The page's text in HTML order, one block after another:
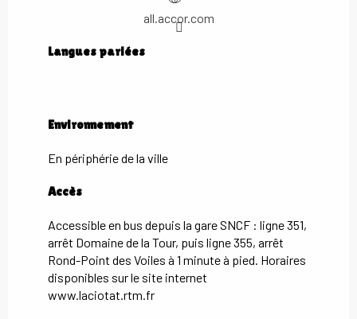
all.accor.com
Langues parlées
Langues parlées
Environnement
Environnement
En périphérie de la ville
Accès
Accès
Accessible en bus depuis la gare SNCF : ligne 351,
arrêt Domaine de la Tour, puis ligne 355, arrêt
Rond-Point des Voiles à 1 minute à pied. Horaires
disponibles sur le site internet
www.laciotat.rtm.fr